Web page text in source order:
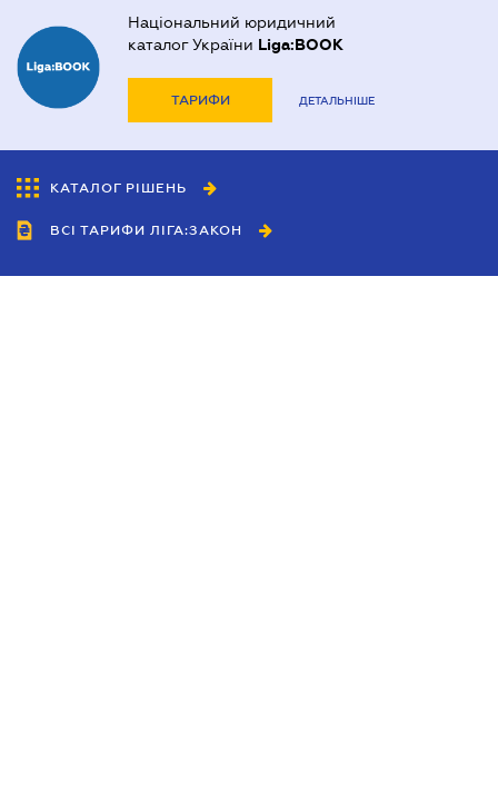
Національний юридичний
каталог України Liga:BOOK
ТАРИФИ ДЕТАЛЬНІШЕ
КАТАЛОГ РІШЕНЬ
ВСІ ТАРИФИ ЛІГА:ЗАКОН